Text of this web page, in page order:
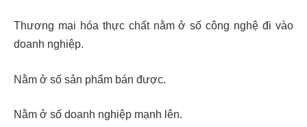
Thương mại hóa thực chất nằm ở số công nghệ đi vào
doanh nghiệp.
Nằm ở số sản phẩm bán được.
Nằm ở số doanh nghiệp mạnh lên.